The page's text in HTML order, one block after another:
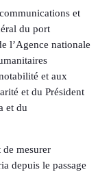
et
du port
l’Agence nationale
et aux
et du Président
et du
mesurer
depuis le passage